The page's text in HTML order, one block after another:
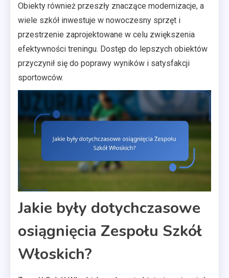
Obiekty również przeszły znaczące modernizacje, a
wiele szkół inwestuje w nowoczesny sprzęt i
przestrzenie zaprojektowane w celu zwiększenia
efektywności treningu. Dostęp do lepszych obiektów
przyczynił się do poprawy wyników i satysfakcji
sportowców.
Jakie były dotychczasowe
osiągnięcia Zespołu Szkół
Włoskich?